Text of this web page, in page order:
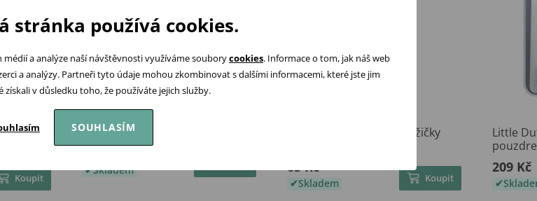
Koupit
LOVI Sada lžiček 2ks Pistachio
Skladem
Canpol babies Plastové lžičky
65 Kč
Skladem Koupit
Little
209 Kč
stránka používá cookies.
a analýze naší návštěvnosti využíváme souborycookies. Informace o tom, jak náš web
a analýzy. Partneři tyto údaje mohou zkombinovat s dalšími informacemi, které jste jim
získali v důsledku toho, že používáte jejich služby.
SOUHLASÍM